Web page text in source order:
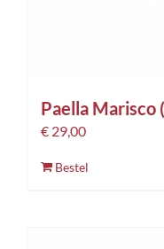
Paella Marisco
€ 29,00
Bestel